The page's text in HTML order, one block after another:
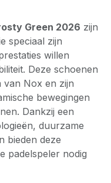
Green 2026 zijn
speciaal zijn
willen
Deze schoenen
van Nox en zijn
bewegingen
Dankzij een
duurzame
bieden deze
padelspeler nodig